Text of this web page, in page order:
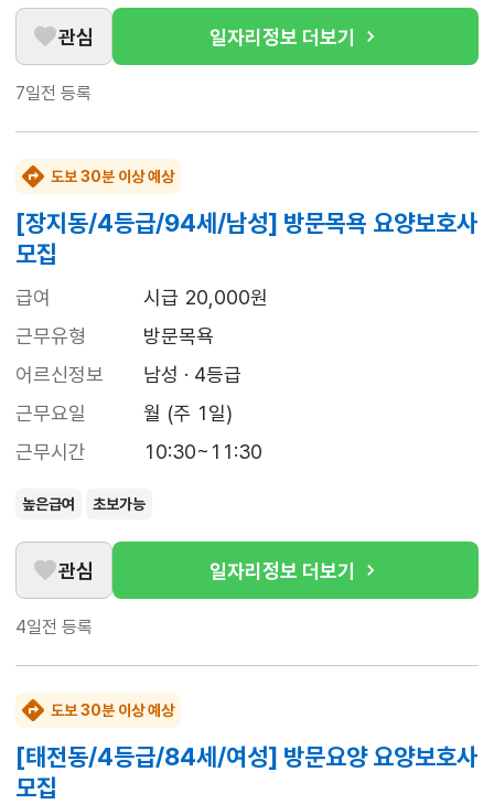
관심 일자리정보 더보기
7일전 등록
도보 30분 이상 예상
[장지동/4등급/94세/남성] 방문목욕 요양보호사
모집
급여
시급 20,000원
근무유형
방문목욕
어르신정보
남성 · 4등급
근무요일
월 (주 1일)
근무시간
10:30~11:30
높은급여 초보가능
관심 일자리정보 더보기
4일전 등록
도보 30분 이상 예상
[태전동/4등급/84세/여성] 방문요양 요양보호사
모집